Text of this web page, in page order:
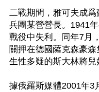
二戰期間，雅可夫成
兵團某營營長。1941
戰役中失利。同年7月
關押在德國薩克森豪
生性多疑的斯大林將兒
據俄羅斯媒體2001年3